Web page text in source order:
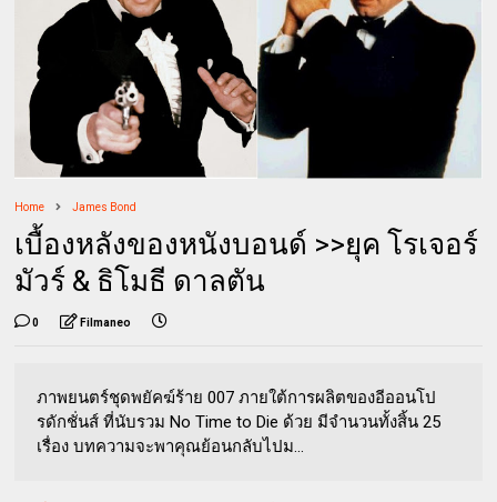
Home James Bond
เบื้องหลังของหนังบอนด์ >>ยุค โรเจอร์
มัวร์ & ธิโมธี ดาลตัน
0 Filmaneo
ภาพยนตร์ชุดพยัคฆ์ร้าย 007 ภายใต้การผลิตของอีออนโป
รดักชั่นส์ ที่นับรวม No Time to Die ด้วย มีจำนวนทั้งสิ้น 25
เรื่อง บทความจะพาคุณย้อนกลับไปม...